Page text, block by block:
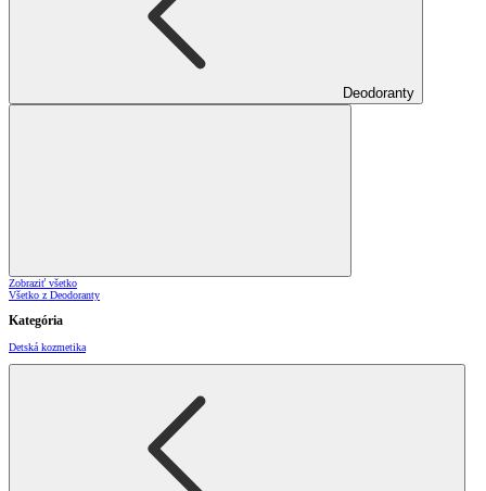
Deodoranty
Zobraziť všetko
Všetko z Deodoranty
Kategória
Detská kozmetika